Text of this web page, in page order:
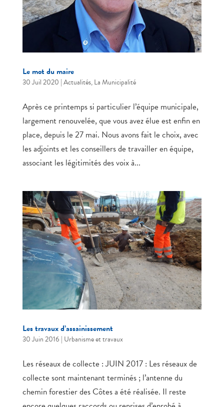
Le mot du maire
30 Juil 2020 |Actualités,La Municipalité
Après ce printemps si particulier l’équipe municipale,
largement renouvelée, que vous avez élue est enfin en
place, depuis le 27 mai. Nous avons fait le choix, avec
les adjoints et les conseillers de travailler en équipe,
associant les légitimités des voix à...
Les travaux d’assainissement
30 Juin 2016 | Urbanisme et travaux
Les réseaux de collecte : JUIN 2017 : Les réseaux de
collecte sont maintenant terminés ; l’antenne du
chemin forestier des Côtes a été réalisée. Il reste